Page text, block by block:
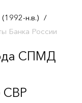
н.в.) /
Банка России
СПМД
СВР